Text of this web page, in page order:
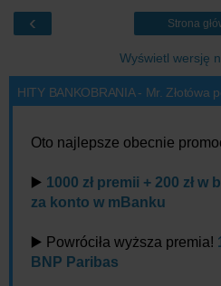
‹ Strona
Wyświetl wersję
HITY BANKOBRANIA - Mr. Złotówa
Oto najlepsze obecnie
▶️ 1000 zł premii + 200 zł
za konto w mBanku
▶️ Powróciła wyższa premia!
BNP Paribas